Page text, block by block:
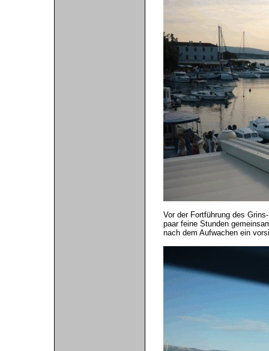
Vor der Fortführung des
paar feine Stunden
nach dem Aufwachen ein